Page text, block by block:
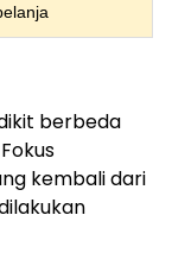
berbeda
kembali dari